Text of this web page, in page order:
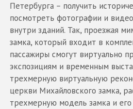
Петербурга – получить
посмотреть фотографии и
внутри зданий. Так, проезжая
замка, который входит в
пассажиры смогут виртуально
экспозициям и временным
трехмерную виртуальную
церкви Михайловского замка,
трехмерную модель замка и